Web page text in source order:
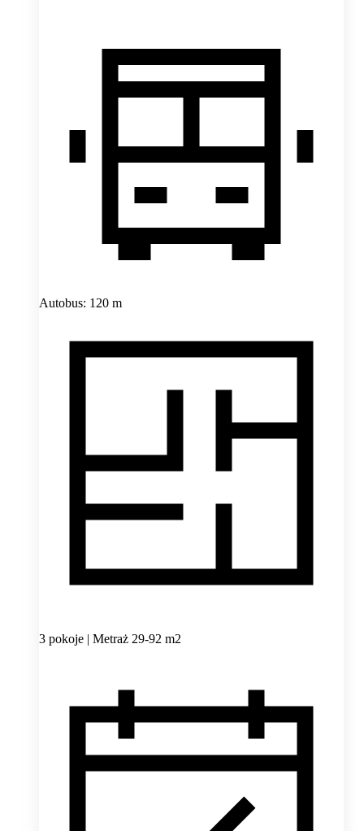
Autobus: 120 m
3 pokoje | Metraż 29-92 m2